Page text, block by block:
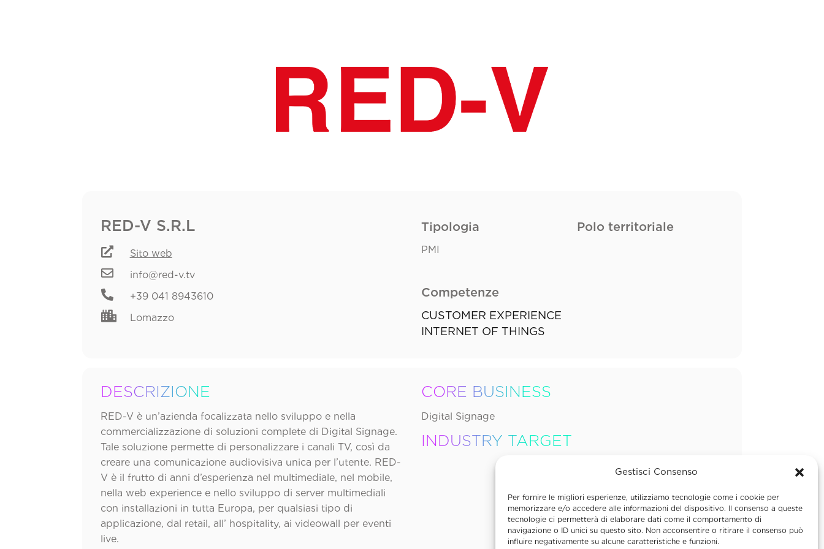
Gestisci Consenso
Per fornire le migliori esperienze, utilizziamo tecnologie come i cookie per
memorizzare e/o accedere alle informazioni del dispositivo. Il consenso a queste
tecnologie ci permetterà di elaborare dati come il comportamento di
navigazione o ID unici su questo sito. Non acconsentire o ritirare il consenso può
influire negativamente su alcune caratteristiche e funzioni.
RED-V S.R.L
 Sito web
 info@red-v.tv
 +39 041 8943610
 Lomazzo
Tipologia
PMI
Polo territoriale
Competenze
CUSTOMER EXPERIENCE
INTERNET OF THINGS
DESCRIZIONE
RED-V è un’azienda focalizzata nello sviluppo e nella
commercializzazione di soluzioni complete di Digital Signage.
Tale soluzione permette di personalizzare i canali TV, così da
creare una comunicazione audiovisiva unica per l’utente. RED-
V è il frutto di anni d’esperienza nel multimediale, nel mobile,
nella web experience e nello sviluppo di server multimediali
con installazioni in tutta Europa, per qualsiasi tipo di
applicazione, dal retail, all’ hospitality, ai videowall per eventi
live.
CORE BUSINESS
Digital Signage
INDUSTRY TARGET